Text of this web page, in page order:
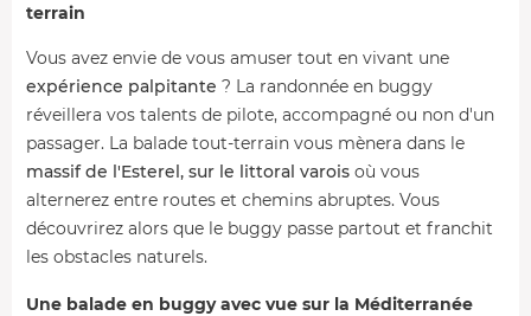
terrain
Vous avez envie de vous amuser tout en vivant une
expérience palpitante ? La randonnée en buggy
réveillera vos talents de pilote, accompagné ou non d'un
passager. La balade tout-terrain vous mènera dans le
massif de l'Esterel, sur le littoral varois où vous
alternerez entre routes et chemins abruptes. Vous
découvrirez alors que le buggy passe partout et franchit
les obstacles naturels.
Une balade en buggy avec vue sur la Méditerranée